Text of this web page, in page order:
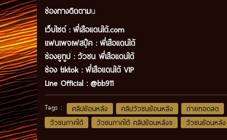
ช่องทางติดตามน
เว็บไซต์ : พี่เสือแดนใต้.com
แฟนเพจเฟสบุ๊ค : พี่เสือแดนใต้
ช่องยูทูป : วัวชน พี่เสือแดนใต้
ช่อง tiktok : พี่เสือแดนใต้ VIP
Line Official : @bb911
Tags : คลิปย้อนหลัง คลิปวัวชนย้อนหลัง ถ่ายทอดสด
วัวชนภาคใต้
วัวชนภาคใต้ คลิปย้อนหลังฃ วัวชนย้อนหลัง